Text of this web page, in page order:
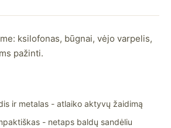
ksilofonas, būgnai, vėjo varpelis,
pažinti.
ir metalas - atlaiko aktyvų žaidimą
- netaps baldų sandėliu